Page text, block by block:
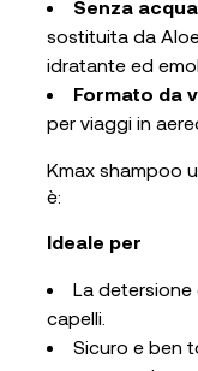
Senza acqua
sostituita da
idratante ed
Formato da
per viaggi in
Kmax shampoo
è:
Ideale per
La
capelli.
Sicuro e ben